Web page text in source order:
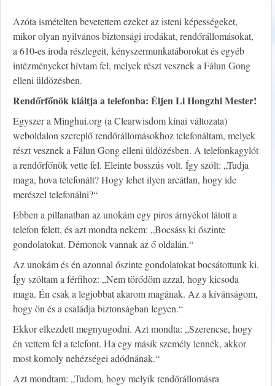
Azóta ismételten bevetettem ezeket az isteni képességeket,
mikor olyan nyilvános biztonsági irodákat, rendőrállomásokat,
a 610-es iroda részlegeit, kényszermunkatáborokat és egyéb
intézményeket hívtam fel, melyek részt vesznek a Fálun Gong
elleni üldözésben.
Rendőrfőnök kiáltja a telefonba: Éljen Li Hongzhi Mester!
Egyszer a Minghui.org (a Clearwisdom kínai változata)
weboldalon szereplő rendőrállomásokhoz telefonáltam, melyek
részt vesznek a Fálun Gong elleni üldözésben. A telefonkagylót
a rendőrfőnök vette fel. Eleinte bosszús volt. Így szólt: „Tudja
maga, hova telefonált? Hogy lehet ilyen arcátlan, hogy ide
merészel telefonálni?“
Ebben a pillanatban az unokám egy piros árnyékot látott a
telefon felett, és azt mondta nekem: „Bocsáss ki őszinte
gondolatokat. Démonok vannak az ő oldalán.“
Az unokám és én azonnal őszinte gondolatokat bocsátottunk ki.
Így szóltam a férfihoz: „Nem törődöm azzal, hogy kicsoda
maga. Én csak a legjobbat akarom magának. Az a kívánságom,
hogy ön és a családja biztonságban legyen.“
Ekkor elkezdett megnyugodni. Azt mondta: „Szerencse, hogy
én vettem fel a telefont. Ha egy másik személy lennék, akkor
most komoly nehézségei adódnának.“
Azt mondtam: „Tudom, hogy melyik rendőrállomásra